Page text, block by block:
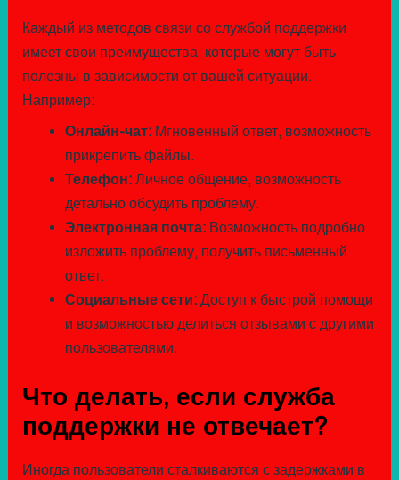
Каждый из методов связи со службой поддержки
имеет свои преимущества, которые могут быть
полезны в зависимости от вашей ситуации.
Например:
Онлайн-чат:Мгновенный ответ, возможность
прикрепить файлы.
Телефон:Личное общение, возможность
детально обсудить проблему.
Электронная почта:Возможность подробно
изложить проблему, получить письменный
ответ.
Социальные сети:Доступ к быстрой помощи
и возможностью делиться отзывами с другими
пользователями.
Что делать, если служба
поддержки не отвечает?
Иногда пользователи сталкиваются с задержками в